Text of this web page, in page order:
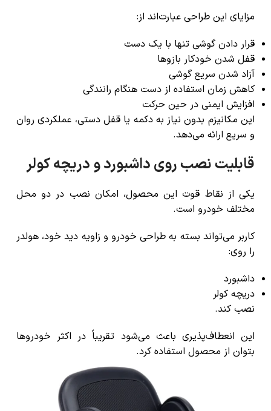
مزایای این طراحی عبارت‌اند از:
قرار دادن گوشی تنها با یک دست
قفل شدن خودکار بازوها
آزاد شدن سریع گوشی
کاهش زمان استفاده از دست هنگام رانندگی
افزایش ایمنی در حین حرکت
این مکانیزم بدون نیاز به دکمه یا قفل دستی، عملکردی روان
و سریع ارائه می‌دهد.
قابلیت نصب روی داشبورد و دریچه کولر
یکی از نقاط قوت این محصول، امکان نصب در دو محل
مختلف خودرو است.
کاربر می‌تواند بسته به طراحی خودرو و زاویه دید خود، هولدر
را روی:
داشبورد
دریچه کولر
نصب کند.
این انعطاف‌پذیری باعث می‌شود تقریباً در اکثر خودروها
بتوان از محصول استفاده کرد.